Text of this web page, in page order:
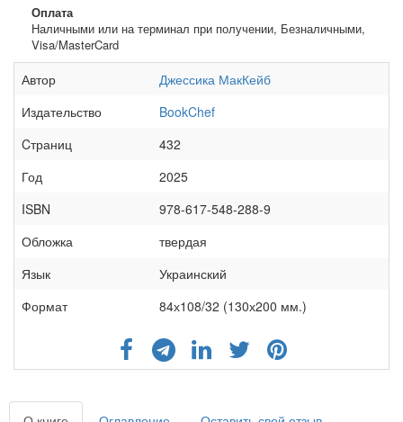
Оплата
Наличными или на терминал при получении, Безналичными,
Visa/MasterCard
Автор
Джессика МакКейб
Издательство
BookChef
Cтраниц
432
Год
2025
ISBN
978-617-548-288-9
Обложка
твердая
Язык
Украинский
Формат
84х108/32 (130х200 мм.)